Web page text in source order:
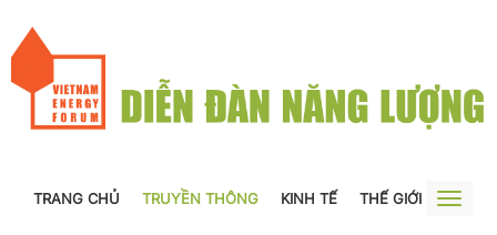
TRANG CHỦ TRUYỀN THÔNG KINH TẾ THẾ GIỚI
Toggle